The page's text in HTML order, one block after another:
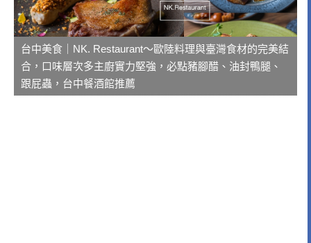
台中美食｜NK. Restaurant～歐陸料理與臺灣食材的完美結
合，口味層次多主廚實力堅強，必點豬腳醋、油封鴨腿、
跟屁蟲，台中餐酒館推薦